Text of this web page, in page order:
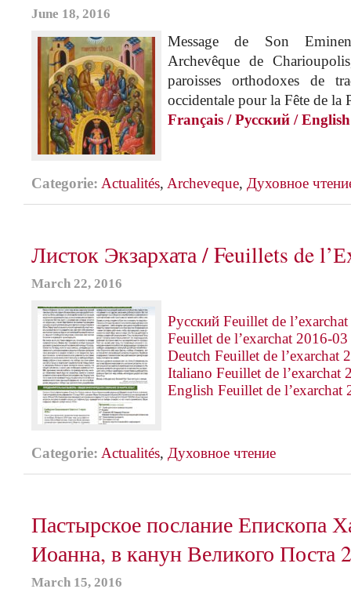
June 18, 2016
Message de Son
Archevêque de
paroisses orthodoxes de
occidentale pour la Fête de la
Français / Русский /
Categorie: Actualités, Archeveque, Духовное
Листок Экзархата / Feuillets de
March 22, 2016
Русский Feuillet de
Feuillet de l’exarchat 2016-03
Deutch Feuillet de l’exarchat
Italiano Feuillet de l’exarchat
English Feuillet de l’exarchat
Categorie: Actualités, Духовное чтение
Пастырское послание Епископа
Иоанна, в канун Великого Поста
March 15, 2016